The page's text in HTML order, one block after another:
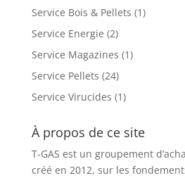
Service Bois & Pellets (1)
Service Energie (2)
Service Magazines (1)
Service Pellets (24)
Service Virucides (1)
À propos de ce site
T-GAS est un groupement
créé en 2012, sur les